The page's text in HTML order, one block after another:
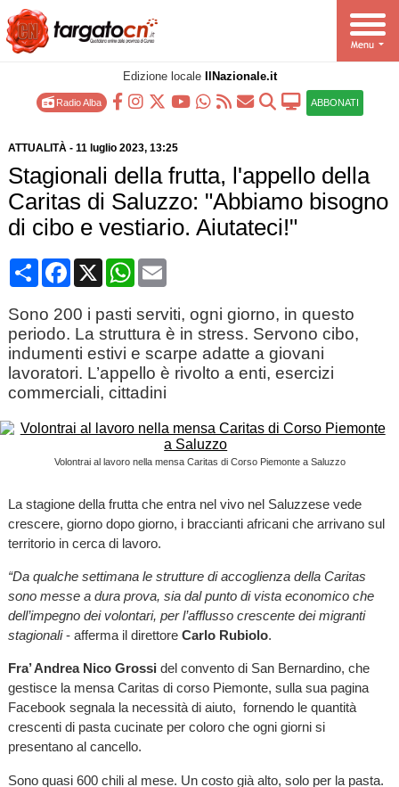
Edizione locale IlNazionale.it
Radio Alba ABBONATI
ATTUALITÀ- 11 luglio 2023, 13:25
Stagionali della frutta, l'appello della
Caritas di Saluzzo: "Abbiamo bisogno
di cibo e vestiario. Aiutateci!"
CondividiFacebook
X WhatsApp
Email
Sono 200 i pasti serviti, ogni giorno, in questo
periodo. La struttura è in stress. Servono cibo,
indumenti estivi e scarpe adatte a giovani
lavoratori. L’appello è rivolto a enti, esercizi
commerciali, cittadini
Volontrai al lavoro nella mensa Caritas di Corso Piemonte a Saluzzo
La stagione della frutta che entra nel vivo nel Saluzzese vede
crescere, giorno dopo giorno, i braccianti africani che arrivano sul
territorio in cerca di lavoro.
“Da qualche settimana le strutture di accoglienza della Caritas
sono messe a dura prova, sia dal punto di vista economico che
dell’impegno dei volontari, per l’afflusso crescente dei migranti
stagionali- afferma il direttore Carlo Rubiolo.
Fra’ Andrea Nico Grossi del convento di San Bernardino, che
gestisce la mensa Caritas di corso Piemonte, sulla sua pagina
Facebook segnala la necessità di aiuto, fornendo le quantità
crescenti di pasta cucinate per coloro che ogni giorni si
presentano al cancello.
Sono quasi 600 chili al mese. Un costo già alto, solo per la pasta.